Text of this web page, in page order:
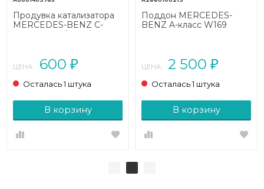
Продувка катализатора
MERCEDES-BENZ C-
класс W203/S203/CL203
ЦЕНА: 600 ₽
Осталась 1 штука
В корзину
Поддон MERCEDES-
BENZ A-класс W169
ЦЕНА: 2 500 ₽
Осталась 1 штука
В корзину